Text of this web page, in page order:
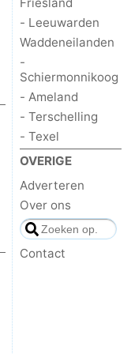
- Leeuwarden
Waddeneilanden
-
Schiermonnikoog
- Ameland
- Terschelling
- Texel
OVERIGE
Adverteren
Over ons
Contact